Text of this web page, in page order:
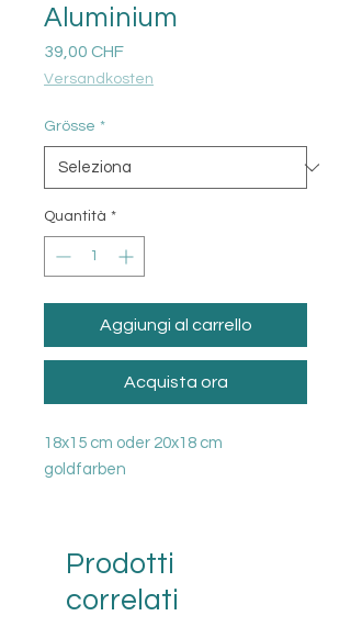
Aluminium
39,00 CHFPrezzo
Versandkosten
Grösse *
Quantità *
Aggiungi al carrello
Acquista ora
18x15 cm oder 20x18 cm
goldfarben
Prodotti
correlati